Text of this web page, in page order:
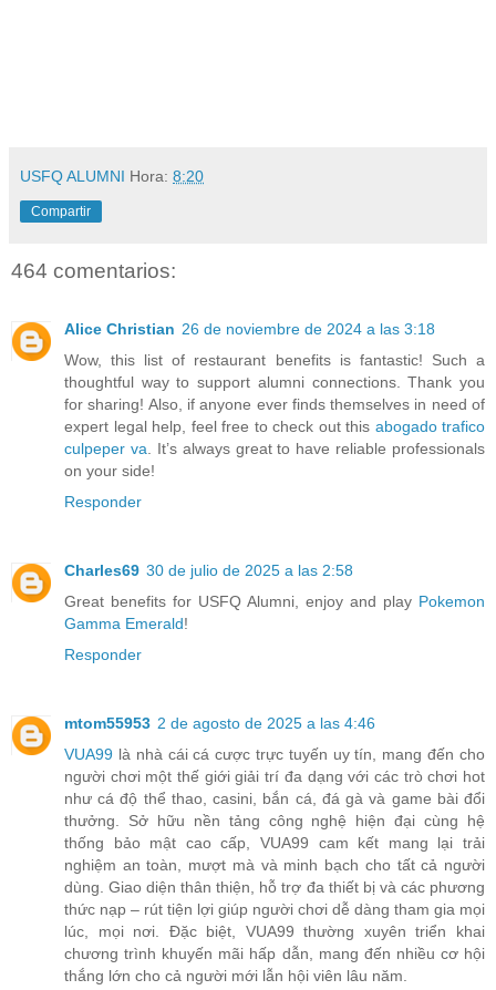
USFQ ALUMNI Hora: 8:20
Compartir
464 comentarios:
Alice Christian 26 de noviembre de 2024 a las 3:18
Wow, this list of restaurant benefits is fantastic! Such a
thoughtful way to support alumni connections. Thank you
for sharing! Also, if anyone ever finds themselves in need of
expert legal help, feel free to check out this abogado trafico
culpeper va . It’s always great to have reliable professionals
on your side!
Responder
Charles69 30 de julio de 2025 a las 2:58
Great benefits for USFQ Alumni, enjoy and play Pokemon
Gamma Emerald!
Responder
mtom55953 2 de agosto de 2025 a las 4:46
VUA99 là nhà cái cá cược trực tuyến uy tín, mang đến cho
người chơi một thế giới giải trí đa dạng với các trò chơi hot
như cá độ thể thao, casini, bắn cá, đá gà và game bài đổi
thưởng. Sở hữu nền tảng công nghệ hiện đại cùng hệ
thống bảo mật cao cấp, VUA99 cam kết mang lại trải
nghiệm an toàn, mượt mà và minh bạch cho tất cả người
dùng. Giao diện thân thiện, hỗ trợ đa thiết bị và các phương
thức nạp – rút tiện lợi giúp người chơi dễ dàng tham gia mọi
lúc, mọi nơi. Đặc biệt, VUA99 thường xuyên triển khai
chương trình khuyến mãi hấp dẫn, mang đến nhiều cơ hội
thắng lớn cho cả người mới lẫn hội viên lâu năm.